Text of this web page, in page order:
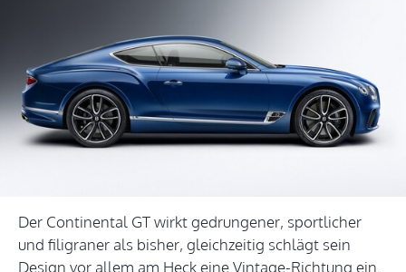
Der Continental GT wirkt gedrungener, sportlicher
und filigraner als bisher, gleichzeitig schlägt sein
Design vor allem am Heck eine Vintage-Richtung ein.